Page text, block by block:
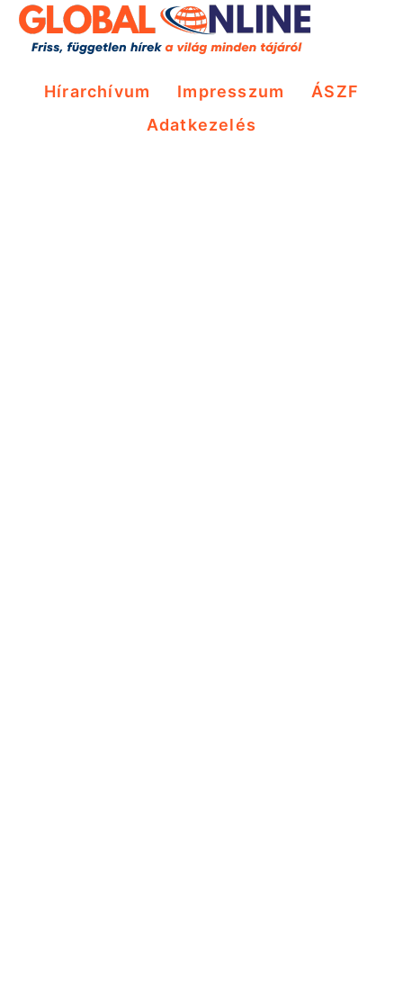
Hírarchívum Impresszum
ÁSZF
Adatkezelés